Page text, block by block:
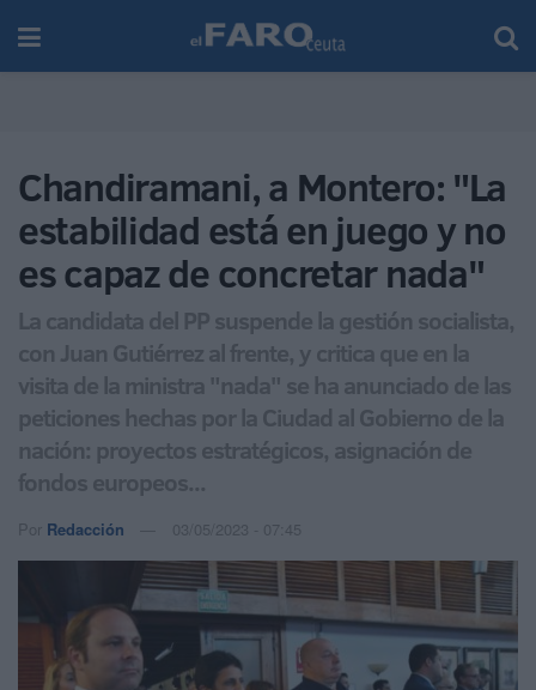
Chandiramani, a Montero: "La
estabilidad está en juego y no
es capaz de concretar nada"
La candidata del PP suspende la gestión socialista,
con Juan Gutiérrez al frente, y critica que en la
visita de la ministra "nada" se ha anunciado de las
peticiones hechas por la Ciudad al Gobierno de la
nación: proyectos estratégicos, asignación de
fondos europeos...
Por Redacción 03/05/2023 - 07:45